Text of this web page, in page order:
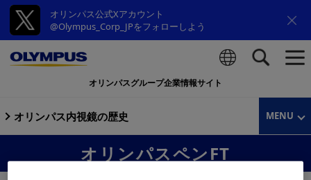
オリンパス公式Xアカウント
@Olympus_Corp_JPをフォローしよう
オリンパスグループ企業情報サイト
オリンパス内視鏡の歴史 MENU
オリンパスペンFT